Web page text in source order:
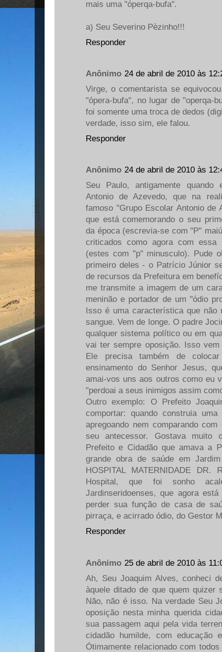
mais uma "óperqa-bufa".
a) Seu Severino Pèzinho!!!
Responder
Anônimo 24 de abril de 2010 às
Virge, o comentarista se
"ópera-bufa", no lugar de "operqa-
foi somente uma troca de dedos
verdade, isso sim, ele falou.
Responder
Anônimo 24 de abril de 2010 às
Seu Paulo, antigamente
Antonio de Azevedo, que na
famoso "Grupo Escolar Antonio de
que está comemorando o seu
da época (escrevia-se com "P"
criticados como agora com essa
(estes com "p" minusculo). Pude
primeiro deles - o Patrício Júnior
de recursos da Prefeitura em
me transmite a imagem de um
meninão e portador de um "ódio
Isso é uma característica que não
sangue. Vem de longe. O padre
qualquer sistema político ou em
vai ter sempre oposição. Isso
Ele precisa também de
ensinamento do Senhor Jesus,
amai-vos uns aos outros como eu
"perdoai a seus inimigos assim
Outro exemplo: O Prefeito
comportar: quando construia
apregoando nem comparando
seu antecessor. Gostava muito
Prefeito e Cidadão que amava a
grande obra de saúde em
HOSPITAL MATERNIDADE DR.
Hospital, que foi sonho
Jardinseridoenses, que agora
perder sua função de casa de
pirraça, e acirrado ódio, do Gestor
Responder
Anônimo 25 de abril de 2010 às
Ah, Seu Joaquim Alves, conheci
àquele ditado de que quem quizer
Não, não é isso. Na verdade Seu
oposição nesta minha querida
sua passagem aqui pela vida
cidadão humilde, com educação
Ótimamente relacionado com